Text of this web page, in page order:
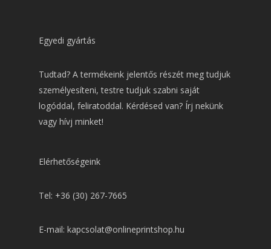
Egyedi gyártás
Tudtad? A termékeink jelentős részét meg tudjuk
személyesíteni, testre tudjuk szabni saját
logóddal, feliratoddal. Kérdésed van? Írj nekünk
vagy hívj minket!
Elérhetőségeink
Tel: +36 (30) 267-7665
E-mail: kapcsolat@onlineprintshop.hu